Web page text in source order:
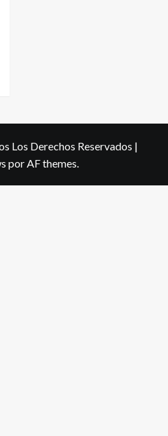
Los Derechos Reservados |
por AF themes.